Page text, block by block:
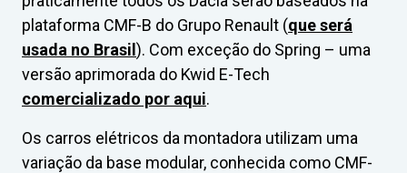
plataforma CMF-B do Grupo Renault (que será
usada no Brasil). Com exceção do Spring – uma
versão aprimorada do Kwid E-Tech
comercializado por aqui.
Os carros elétricos da montadora utilizam uma
variação da base modular, conhecida como CMF-